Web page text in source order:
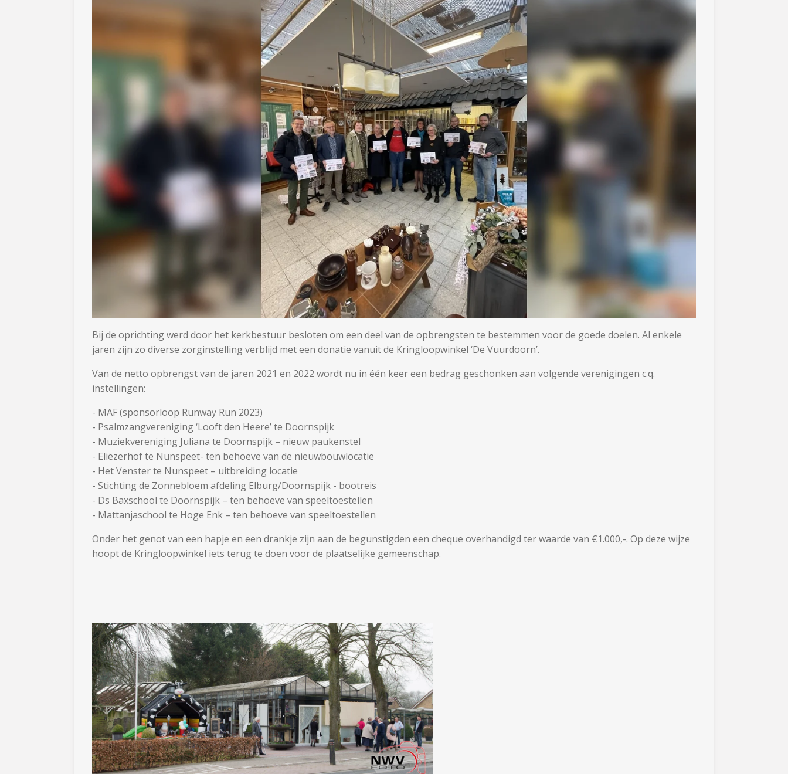
Bij de oprichting werd door het kerkbestuur besloten om een deel van de opbrengsten te bestemmen voor de goede doelen. Al enkele
jaren zijn zo diverse zorginstelling verblijd met een donatie vanuit de Kringloopwinkel ‘De Vuurdoorn’.
Van de netto opbrengst van de jaren 2021 en 2022 wordt nu in één keer een bedrag geschonken aan volgende verenigingen c.q.
instellingen:
- MAF (sponsorloop Runway Run 2023)
- Psalmzangvereniging ‘Looft den Heere’ te Doornspijk
- Muziekvereniging Juliana te Doornspijk – nieuw paukenstel
- Eliëzerhof te Nunspeet- ten behoeve van de nieuwbouwlocatie
- Het Venster te Nunspeet – uitbreiding locatie
- Stichting de Zonnebloem afdeling Elburg/Doornspijk - bootreis
- Ds Baxschool te Doornspijk – ten behoeve van speeltoestellen
- Mattanjaschool te Hoge Enk – ten behoeve van speeltoestellen
Onder het genot van een hapje en een drankje zijn aan de begunstigden een cheque overhandigd ter waarde van €1.000,-. Op deze wijze
hoopt de Kringloopwinkel iets terug te doen voor de plaatselijke gemeenschap.